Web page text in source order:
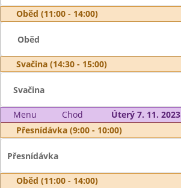
Oběd (11:00 - 14:00)
Oběd
Svačina (14:30 - 15:00)
Svačina
Menu Chod
Úterý 7. 11. 2023
Přesnídávka (9:00 - 10:00)
Přesnídávka
Oběd (11:00 - 14:00)